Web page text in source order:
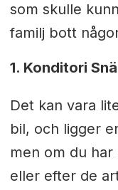
som skulle
familj bott
1. Konditori
Det kan vara
bil, och ligger
men om du
eller efter de